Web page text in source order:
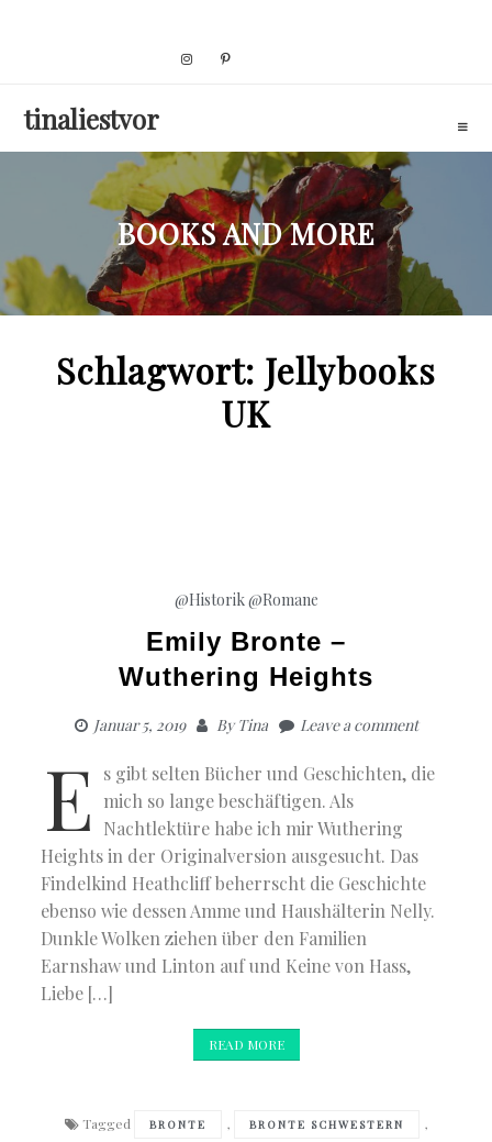
tinaliestvor
BOOKS AND MORE
Schlagwort: Jellybooks
UK
@Historik@Romane
Emily Bronte –
Wuthering Heights
Januar 5, 2019 ByTina Leave a comment
E
s gibt selten Bücher und Geschichten, die
mich so lange beschäftigen. Als
Nachtlektüre habe ich mir Wuthering
Heights in der Originalversion ausgesucht. Das
Findelkind Heathcliff beherrscht die Geschichte
ebenso wie dessen Amme und Haushälterin Nelly.
Dunkle Wolken ziehen über den Familien
Earnshaw und Linton auf und Keine von Hass,
Liebe […]
READ MORE
Tagged BRONTE , BRONTE SCHWESTERN ,